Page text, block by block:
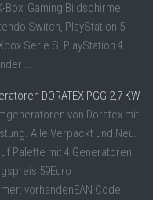
Gaming Bildschirme,
Switch, PlayStation 5
Serie S, PlayStation 4
...
DORATEX PGG 2,7 KW
von Doratex mit
Alle Verpackt und Neu.
Palette mit 4 Generatoren
59Euro
vorhandenEAN Code